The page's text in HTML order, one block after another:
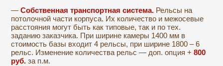
—Собственная транспортная система. Рельсы на
потолочной части корпуса. Их количество и межосевые
расстояния могут быть как типовые, так и по тех.
заданию заказчика. При ширине камеры 1400 мм в
стоимость базы входит 4 рельсы, при ширине 1800 – 6
рельс. Изменение количества рельс — доп. опция +800
руб. за п.м.